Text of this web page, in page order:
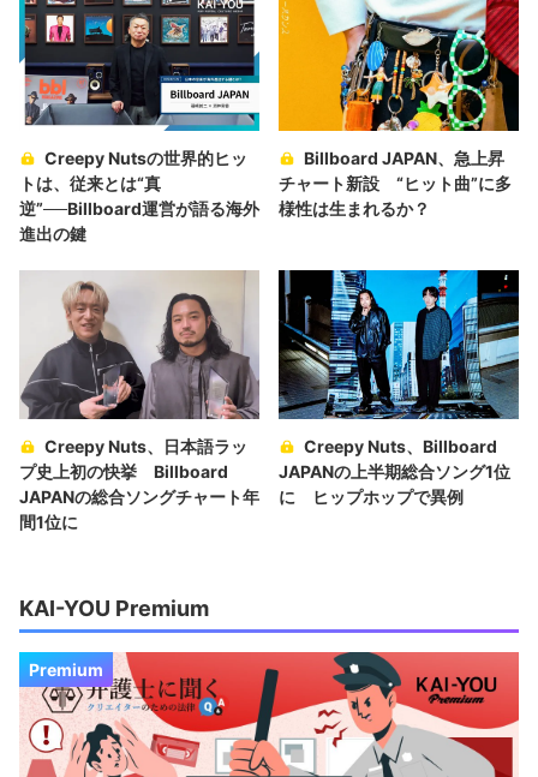
Creepy Nutsの世界的ヒッ
トは、従来とは“真
逆”──Billboard運営が語る海外
進出の鍵
Billboard JAPAN、急上昇
チャート新設 “ヒット曲”に多
様性は生まれるか？
Creepy Nuts、日本語ラッ
プ史上初の快挙 Billboard
JAPANの総合ソングチャート年
間1位に
Creepy Nuts、Billboard
JAPANの上半期総合ソング1位
に ヒップホップで異例
KAI-YOU Premium
Premium